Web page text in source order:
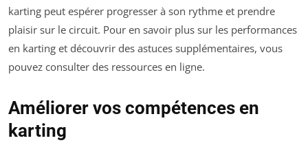
karting peut espérer progresser à son rythme et prendre
plaisir sur le circuit. Pour en savoir plus sur les performances
en karting et découvrir des astuces supplémentaires, vous
pouvez consulter des ressources en ligne.
Améliorer vos compétences en
karting